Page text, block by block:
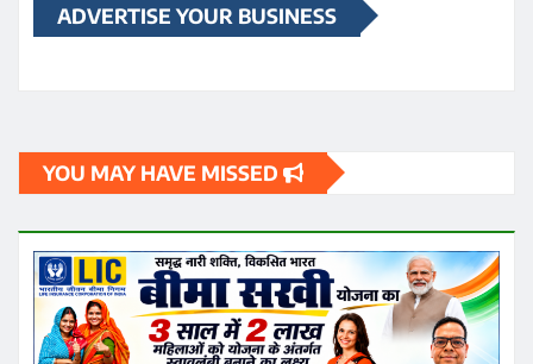
ADVERTISE YOUR BUSINESS
YOU MAY HAVE MISSED